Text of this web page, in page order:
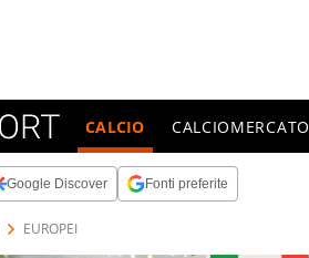
CALCIO CALCIOMERCATO
Google Discover Fonti preferite
EUROPEI